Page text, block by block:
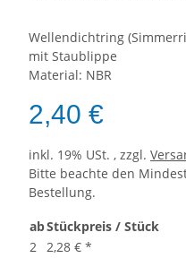
Wellendichtring
mit Staublippe
Material: NBR
2,40 €
inkl. 19% USt. , zzgl.
Bitte beachte den
Bestellung.
abStückpreis / Stück
2 2,28 € *